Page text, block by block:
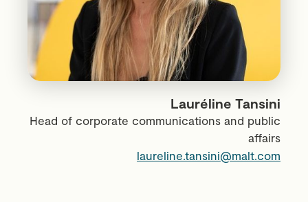
Lauréline Tansini
Head of corporate communications and public
affairs
laureline.tansini@malt.com